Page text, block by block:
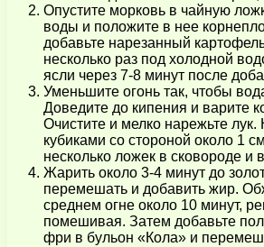
Опустите морковь в чайную
воды и положите в нее
добавьте нарезанный
несколько раз под холодной
ясли через 7-8 минут после
Уменьшите огонь так, чтобы
Доведите до кипения и варите
Очистите и мелко нарежьте
кубиками со стороной около 1
несколько ложек в сковороде и
Жарить около 3-4 минут до
перемешать и добавить жир.
среднем огне около 10 минут,
помешивая. Затем добавьте
фри в бульон «Кола» и